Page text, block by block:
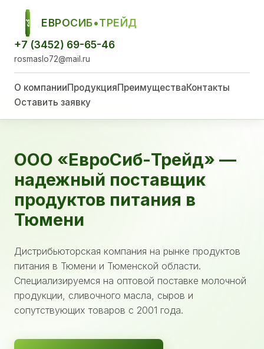
ЕСТ
ЕВРОСИБ•ТРЕЙД
+7 (3452) 69-65-46
rosmaslo72@mail.ru
О компанииПродукцияПреимуществаКонтакты
Оставить заявку
ООО «ЕвроСиб-Трейд» —
надежный поставщик
продуктов питания в
Тюмени
Дистрибьюторская компания на рынке продуктов
питания в Тюмени и Тюменской области.
Специализируемся на оптовой поставке молочной
продукции, сливочного масла, сыров и
сопутствующих товаров с 2001 года.